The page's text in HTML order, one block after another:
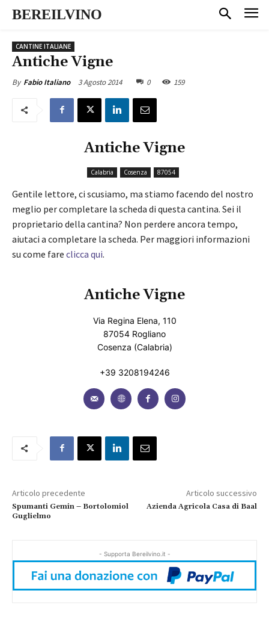
BEREILVINO
CANTINE ITALIANE
Antiche Vigne
By Fabio Italiano 3 Agosto 2014 0 159
Antiche Vigne
Calabria Cosenza 87054
Gentile lettore, ci scusiamo, ma stiamo facendo del nostro
meglio per completare la scheda di questa cantina. Sei il
proprietario della cantina? Non perdere ancora tempo,
aiutaci a completare la scheda. Per maggiori informazioni
su come fare clicca qui.
Antiche Vigne
Via Regina Elena, 110
87054 Rogliano
Cosenza (Calabria)
+39 3208194246
Articolo precedente
Spumanti Gemin – Bortolomiol
Guglielmo
Articolo successivo
Azienda Agricola Casa di Baal
- Supporta Bereilvino.it -